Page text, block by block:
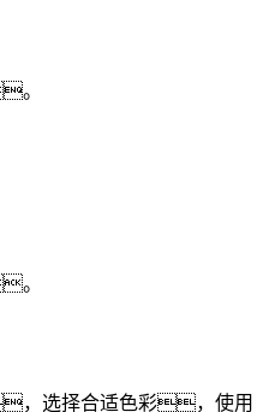
。
。
选择合适色彩，使用